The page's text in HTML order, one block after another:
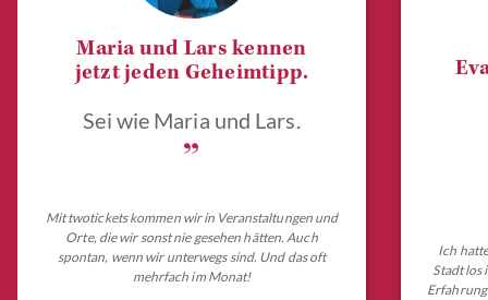
Maria und Lars kennen
jetzt jeden Geheimtipp.
Sei wie Maria und Lars.
„
Mit twotickets kommen wir in Veranstaltungen und
Orte, die wir sonst nie gesehen hätten. Auch
spontan, wenn wir unterwegs sind. Und das oft
mehrfach im Monat!
Ich
Stadt los